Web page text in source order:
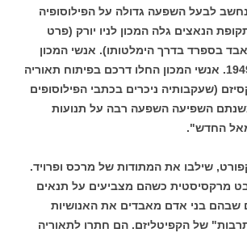
לבעל השפעה גדולה על הפילוסופיה
הנאצים גלה המכון לניו יורק (פרט
בספרד בדרך הימלטותו). אנשי המכון
חזרו לגרמניה ב – 1949. אנשי המכון החלו דרכם בפיתוח תאוריה
(שעקבותיה ניכרים בכתבי הפילוסופים
השפיעה השפעה רבה על תנועות
החדש".
שילבו את המתודות של מרכס ופרויד.
מרקסיסטית כשהם מצביעים על תנאים
שבהם בני אדם מאבדים את האנושיות
של הקפיטליזם. הם חתרו לתאוריה